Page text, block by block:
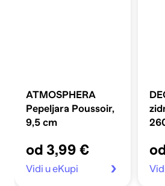
ATMOSPHERA
Pepeljara Poussoir,
9,5 cm
od 3,99 €
Vidi u eKupi